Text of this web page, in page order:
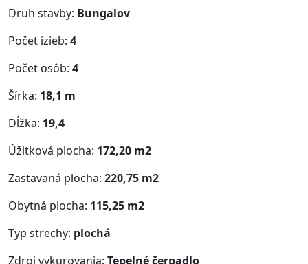
Druh stavby: Bungalov
Počet izieb: 4
Počet osôb: 4
Šírka: 18,1 m
Dĺžka: 19,4
Úžitková plocha: 172,20 m2
Zastavaná plocha: 220,75 m2
Obytná plocha: 115,25 m2
Typ strechy: plochá
Zdroj vykurovania: Tepelné čerpadlo